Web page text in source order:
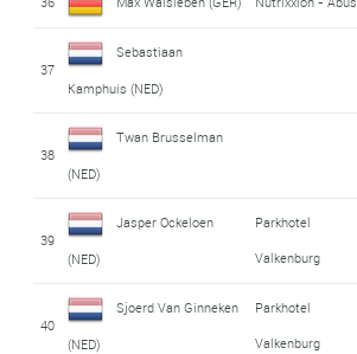
37
Sebastiaan
Kamphuis (NED)
38
Twan Brusselman
(NED)
39
Jasper Ockeloen
(NED)
Parkhotel
Valkenburg
40
Sjoerd Van Ginneken
(NED)
Parkhotel
Valkenburg